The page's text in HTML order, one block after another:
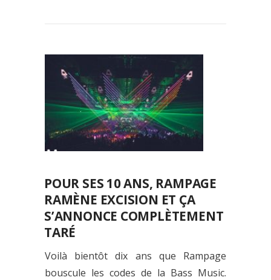
POUR SES 10 ANS, RAMPAGE
RAMÈNE EXCISION ET ÇA
S’ANNONCE COMPLÈTEMENT
TARÉ
Voilà bientôt dix ans que Rampage
bouscule les codes de la Bass Music.